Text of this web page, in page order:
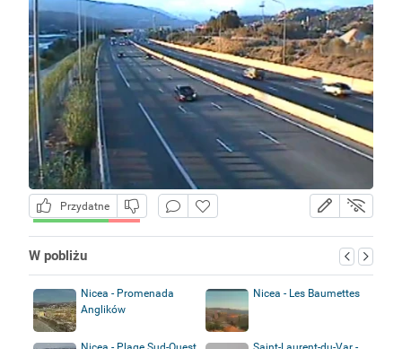
Przydatne
W pobliżu
Nicea - Promenada
Anglików
Nicea - Les Baumettes